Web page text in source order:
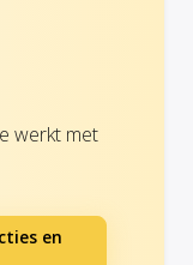
werkt met
en